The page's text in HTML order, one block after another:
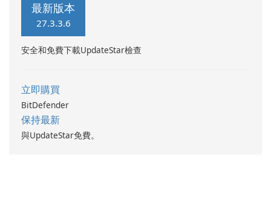
最新版本
27.3.3.6
安全和免費下載UpdateStar檢查
立即購買
BitDefender
保持最新
與UpdateStar免費。